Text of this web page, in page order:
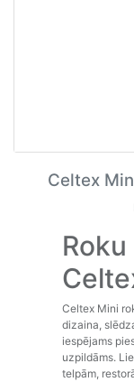
Celtex
Celtex Mini
dizaina,
iespējams
uzpildāms.
telpām,